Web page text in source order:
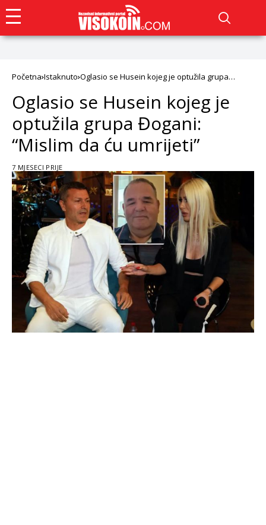
Početna Istaknuto Oglasio se Husein kojeg je optužila grupa
Oglasio se Husein kojeg je
optužila grupa Đogani:
“Mislim da ću umrijeti”
7 MJESECI PRIJE